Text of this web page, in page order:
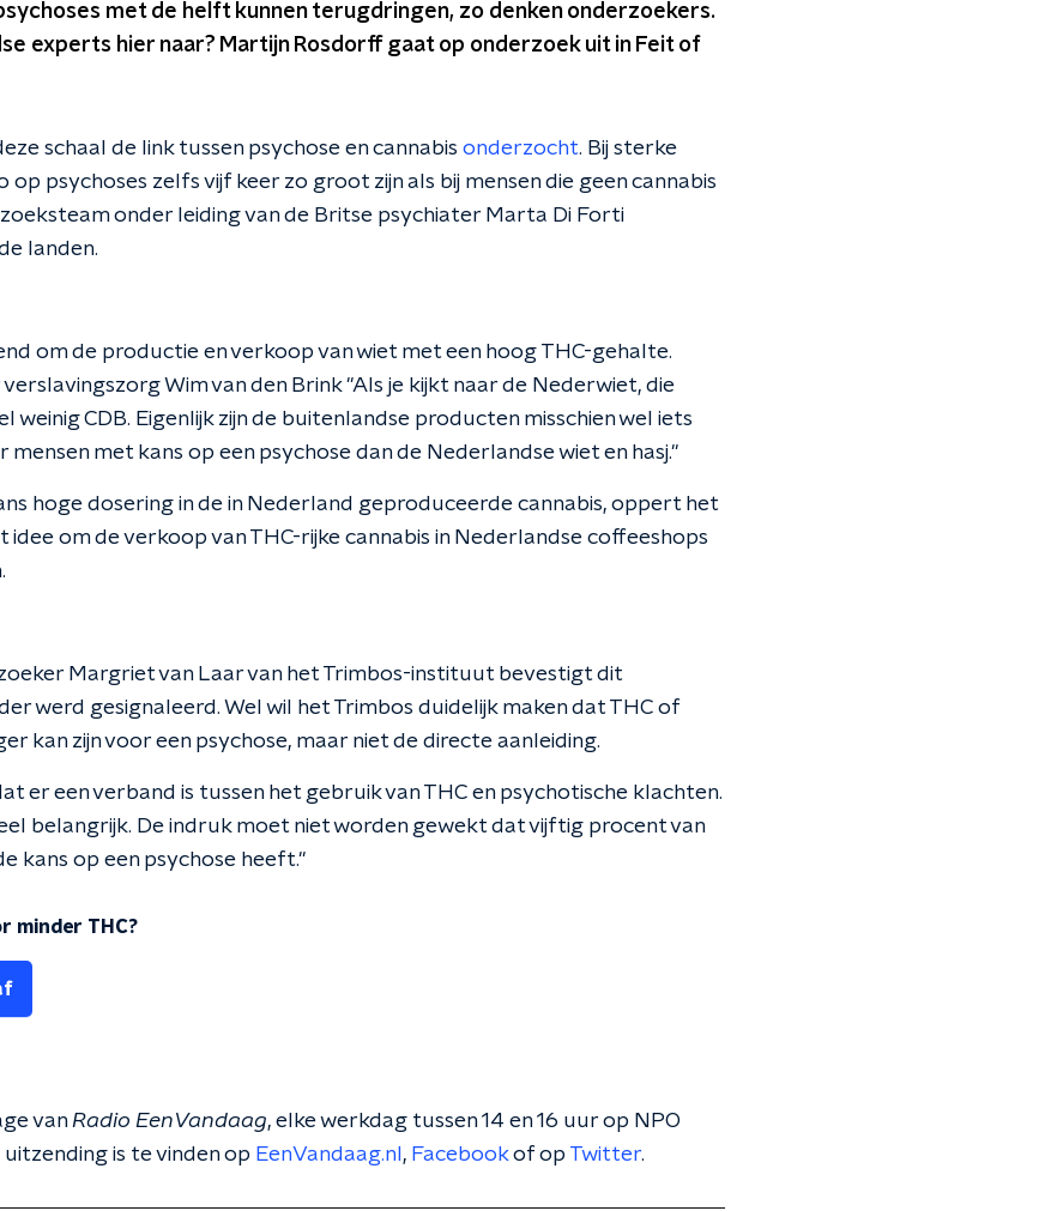
met de helft kunnen terugdringen, zo denken onderzoekers.
experts hier naar? Martijn Rosdorff gaat op onderzoek uit in Feit of
schaal de link tussen psychose en cannabis onderzocht. Bij sterke
op psychoses zelfs vijf keer zo groot zijn als bij mensen die geen cannabis
onder leiding van de Britse psychiater Marta Di Forti
landen.
om de productie en verkoop van wiet met een hoog THC-gehalte.
Wim van den Brink "Als je kijkt naar de Nederwiet, die
weinig CDB. Eigenlijk zijn de buitenlandse producten misschien wel iets
met kans op een psychose dan de Nederlandse wiet en hasj."
hoge dosering in de in Nederland geproduceerde cannabis, oppert het
idee om de verkoop van THC-rijke cannabis in Nederlandse coffeeshops
Margriet van Laar van het Trimbos-instituut bevestigt dit
werd gesignaleerd. Wel wil het Trimbos duidelijk maken dat THC of
kan zijn voor een psychose, maar niet de directe aanleiding.
er een verband is tussen het gebruik van THC en psychotische klachten.
belangrijk. De indruk moet niet worden gewekt dat vijftig procent van
kans op een psychose heeft."
minder THC?
vanRadio EenVandaag, elke werkdag tussen 14 en 16 uur op NPO
uitzending is te vinden op EenVandaag.nl , Facebookof op Twitter.